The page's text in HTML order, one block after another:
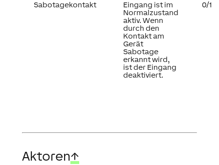
Sabotagekontakt
Eingang ist im
Normalzustand
aktiv. Wenn
durch den
Kontakt am
Gerät
Sabotage
erkannt wird,
ist der Eingang
deaktiviert.
0/1
Aktoren↑